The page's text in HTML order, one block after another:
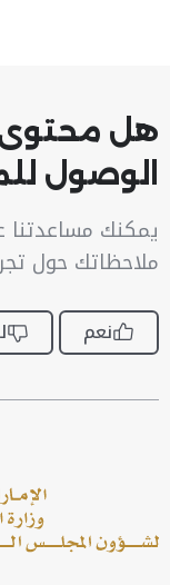
هل
الوصول
يمكنك
ملاحظاتك حول
نعم